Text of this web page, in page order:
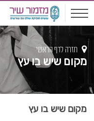
חזרה לדף הראשי
מקום שיש בו עץ
מקום שיש בו עץ